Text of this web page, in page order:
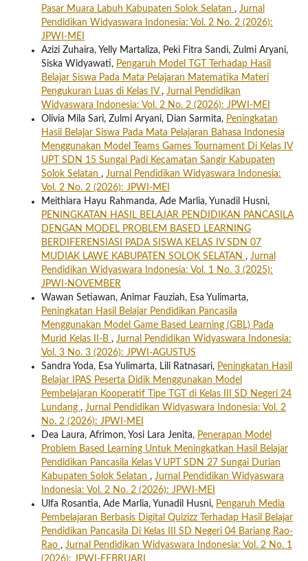
Pasar Muara Labuh Kabupaten Solok Selatan , Jurnal
Pendidikan Widyaswara Indonesia: Vol. 2 No. 2 (2026):
JPWI-MEI
Azizi Zuhaira, Yelly Martaliza, Peki Fitra Sandi, Zulmi Aryani,
Siska Widyawati, Pengaruh Model TGT Terhadap Hasil
Belajar Siswa Pada Mata Pelajaran Matematika Materi
Pengukuran Luas di Kelas IV , Jurnal Pendidikan
Widyaswara Indonesia: Vol. 2 No. 2 (2026): JPWI-MEI
Olivia Mila Sari, Zulmi Aryani, Dian Sarmita, Peningkatan
Hasil Belajar Siswa Pada Mata Pelajaran Bahasa Indonesia
Menggunakan Model Teams Games Tournament Di Kelas IV
UPT SDN 15 Sungai Padi Kecamatan Sangir Kabupaten
Solok Selatan , Jurnal Pendidikan Widyaswara Indonesia:
Vol. 2 No. 2 (2026): JPWI-MEI
Meithiara Hayu Rahmanda, Ade Marlia, Yunadil Husni,
PENINGKATAN HASIL BELAJAR PENDIDIKAN PANCASILA
DENGAN MODEL PROBLEM BASED LEARNING
BERDIFERENSIASI PADA SISWA KELAS IV SDN 07
MUDIAK LAWE KABUPATEN SOLOK SELATAN , Jurnal
Pendidikan Widyaswara Indonesia: Vol. 1 No. 3 (2025):
JPWI-NOVEMBER
Wawan Setiawan, Animar Fauziah, Esa Yulimarta,
Peningkatan Hasil Belajar Pendidikan Pancasila
Menggunakan Model Game Based Learning (GBL) Pada
Murid Kelas II-B , Jurnal Pendidikan Widyaswara Indonesia:
Vol. 3 No. 3 (2026): JPWI-AGUSTUS
Sandra Yoda, Esa Yulimarta, Lili Ratnasari, Peningkatan Hasil
Belajar IPAS Peserta Didik Menggunakan Model
Pembelajaran Kooperatif Tipe TGT di Kelas III SD Negeri 24
Lundang , Jurnal Pendidikan Widyaswara Indonesia: Vol. 2
No. 2 (2026): JPWI-MEI
Dea Laura, Afrimon, Yosi Lara Jenita, Penerapan Model
Problem Based Learning Untuk Meningkatkan Hasil Belajar
Pendidikan Pancasila Kelas V UPT SDN 27 Sungai Durian
Kabupaten Solok Selatan , Jurnal Pendidikan Widyaswara
Indonesia: Vol. 2 No. 2 (2026): JPWI-MEI
Ulfa Rosantia, Ade Marlia, Yunadil Husni, Pengaruh Media
Pembelajaran Berbasis Digital Quizizz Terhadap Hasil Belajar
Pendidikan Pancasila Di Kelas III SD Negeri 04 Bariang Rao-
Rao , Jurnal Pendidikan Widyaswara Indonesia: Vol. 2 No. 1